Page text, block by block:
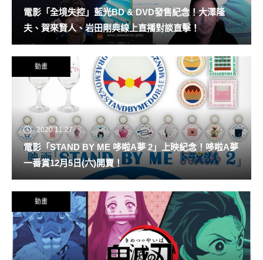
電影「全境失控」藍光BD & DVD發售紀念！大澤隆
夫、賀來賢人、岩田剛典線上直播對談直擊！
動畫
2020.11.27
電影「STAND BY ME 哆啦A夢 2」上映紀念！哆啦A夢
一番賞12月5日(六)開賣！
動畫